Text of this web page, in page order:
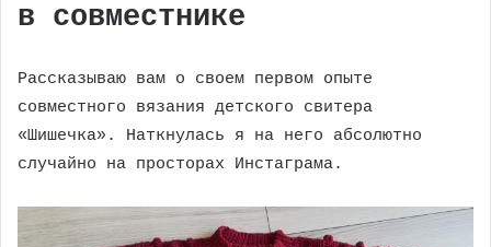
в совместнике
Рассказываю вам о своем первом опыте
совместного вязания детского свитера
«Шишечка». Наткнулась я на него абсолютно
случайно на просторах Инстаграма.